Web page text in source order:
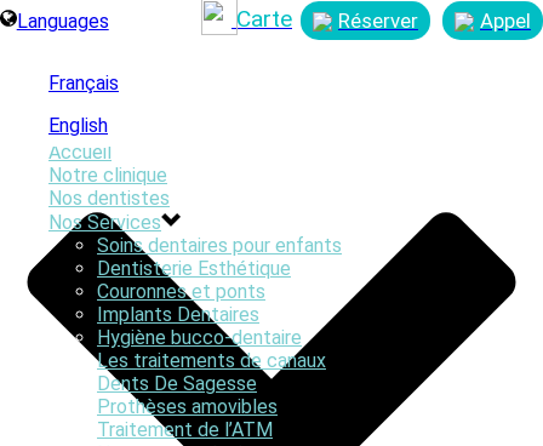
Carte Réserver Appel
Languages
Français
English
Accueil
Notre clinique
Nos dentistes
Nos Services
Soins dentaires pour enfants
Dentisterie Esthétique
Couronnes et ponts
Implants Dentaires
Hygiène bucco-dentaire
Les traitements de canaux
Dents De Sagesse
Prothèses amovibles
Traitement de l’ATM
Operation Smile Centre Dentaire Saint-Lambert Inc Dentistes
St Lambert Dentist Dental Centre